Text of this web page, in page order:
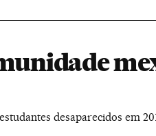
desaparecidos em